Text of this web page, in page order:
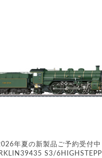
年夏の新製品ご予約受付中
S3/